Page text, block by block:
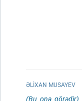
ƏLIXAN MUSAYEV
(Bu ona görədir)